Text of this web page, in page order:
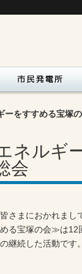
をすすめる宝塚
ネルギ
会
さまにおかれまし
る宝塚の会≫は12
継続した活動です